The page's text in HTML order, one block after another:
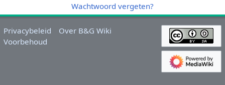
Wachtwoord vergeten?
Privacybeleid
Over B&G Wiki
Voorbehoud